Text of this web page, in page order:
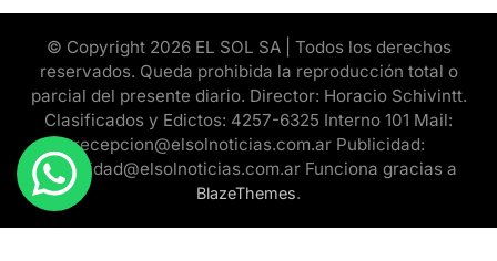
© Copyright 2026 EL SOL SA | Todos los derechos
reservados. Queda prohibida la reproducción total o
parcial del presente diario. Director: Horacio Schivintt.
Clasificados y Edictos: 4257-6325 Interno 101 Mail:
recepcion@elsolnoticias.com.ar Publicidad:
publicidad@elsolnoticias.com.ar Funciona gracias a
BlazeThemes.